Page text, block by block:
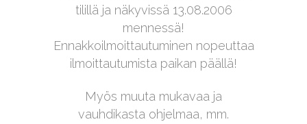
tilillä ja näkyvissä 13.08.2006
mennessä!
Ennakkoilmoittautuminen nopeuttaa
ilmoittautumista paikan päällä!
Myös muuta mukavaa ja
vauhdikasta ohjelmaa, mm.